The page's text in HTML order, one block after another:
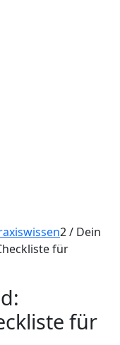
2/ Dein
für
für